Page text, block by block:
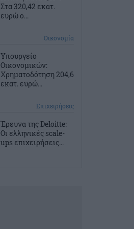
Στα 320,42 εκατ.
ευρώ ο...
Οικονομία
Υπουργείο
Οικονομικών:
Χρηματοδότηση 204,6
εκατ. ευρώ...
Επιχειρήσεις
Έρευνα της Deloitte:
Οι ελληνικές scale-
ups επιχειρήσεις...